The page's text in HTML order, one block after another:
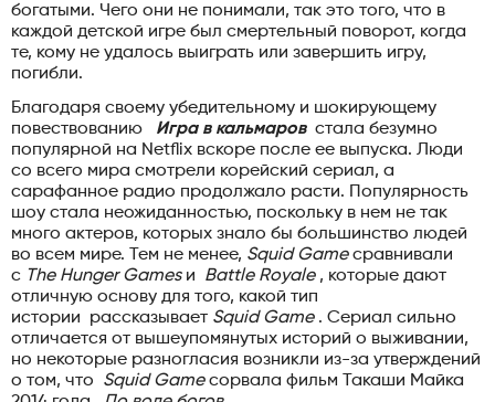
богатыми. Чего они не понимали, так это того, что в
каждой детской игре был смертельный поворот, когда
те, кому не удалось выиграть или завершить игру,
погибли.
Благодаря своему убедительному и шокирующему
повествованию
Игра в кальмаров стала безумно
популярной на Netflix вскоре после ее выпуска. Люди
со всего мира смотрели корейский сериал, а
сарафанное радио продолжало расти. Популярность
шоу стала неожиданностью, поскольку в нем не так
много актеров, которых знало бы большинство людей
во всем мире. Тем не менее, Squid Gameсравнивали
с The Hunger Gamesи Battle Royale, которые дают
отличную основу для того, какой тип
истории рассказывает Squid Game. Сериал сильно
отличается от вышеупомянутых историй о выживании,
но некоторые разногласия возникли из-за утверждений
о том, что Squid Gameсорвала фильм Такаши Майка